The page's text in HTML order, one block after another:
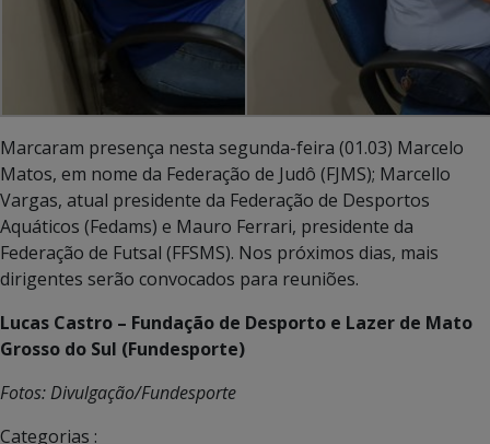
Marcaram presença nesta segunda-feira (01.03) Marcelo
Matos, em nome da Federação de Judô (FJMS); Marcello
Vargas, atual presidente da Federação de Desportos
Aquáticos (Fedams) e Mauro Ferrari, presidente da
Federação de Futsal (FFSMS). Nos próximos dias, mais
dirigentes serão convocados para reuniões.
Lucas Castro – Fundação de Desporto e Lazer de Mato
Grosso do Sul (Fundesporte)
Fotos: Divulgação/Fundesporte
Categorias :